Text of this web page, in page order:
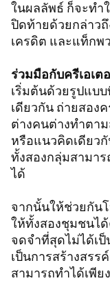
ในผลลัพธ์ ก็จะทำ
ปิดท้ายด้วยกล่าว
เครดิต และแท็กพ
ร่วมมือกับครีเอเต
เริ่มต้นด้วยรูปแบบ
เดียวกัน ถ่ายสอง
ต่างคนต่างทำตา
หรือแนวคิดเดียว
ทั้งสองกลุ่มสามา
ได้
จากนั้นให้ช่วยกัน
ให้ทั้งสองชุมชนไ
จดจำที่สุดไม่ได้เป็
เป็นการสร้างสรร
สามารถทำได้เพีย